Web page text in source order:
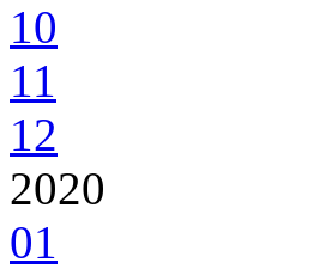
10
11
12
2020
01